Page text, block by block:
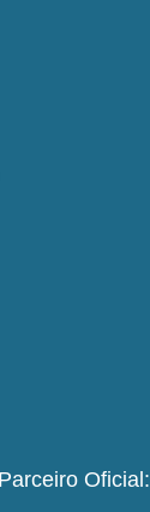
Parceiro Oficial: